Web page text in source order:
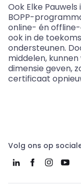
Ook Elke
BOPP-
online- én
ook in de
ondersteunen.
middelen,
dimensie geven,
certificaat
Volg ons op